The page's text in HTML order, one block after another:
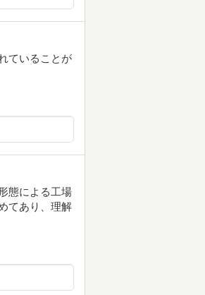
ていることが
態による工場
てあり、理解